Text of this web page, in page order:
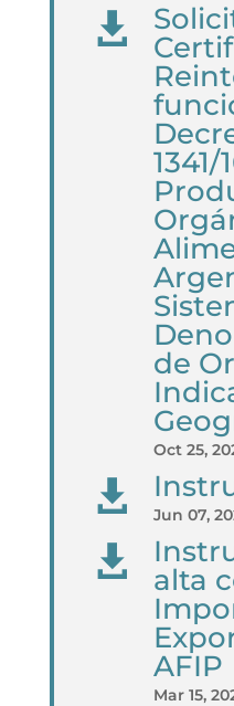

1341/
de
Oct 25,
 Jun 07,

alta
AFIP
Mar 15,